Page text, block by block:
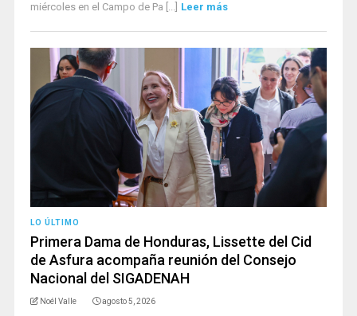
miércoles en el Campo de Pa [...] Leer más
LO ÚLTIMO
Primera Dama de Honduras, Lissette del Cid
de Asfura acompaña reunión del Consejo
Nacional del SIGADENAH
Noél Valle agosto 5, 2026